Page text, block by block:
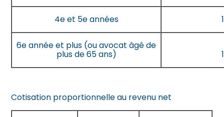
4e et 5e années
6e année et plus (ou avocat âgé de
plus de 65 ans)
Cotisation proportionnelle au revenu net